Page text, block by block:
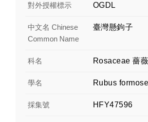
對外授權標示 OGDL
中文名 Chinese
Common Name
臺灣懸鉤子
科名 Rosaceae 薔
學名 Rubus
採集號 HFY47596